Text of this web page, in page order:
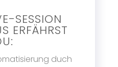
SESSION
ERFÄHRST
duch